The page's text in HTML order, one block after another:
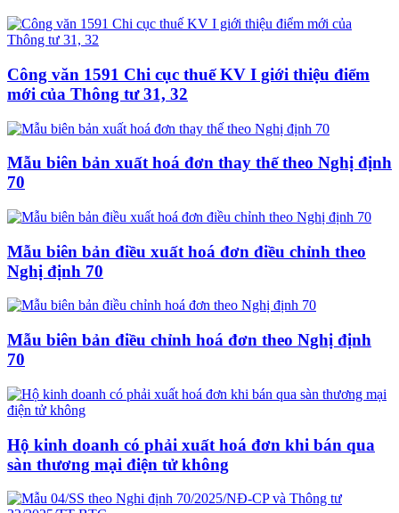
Công văn 1591 Chi cục thuế KV I giới thiệu điểm
mới của Thông tư 31, 32
Mẫu biên bản xuất hoá đơn thay thế theo Nghị định
70
Mẫu biên bản điều xuất hoá đơn điều chỉnh theo
Nghị định 70
Mẫu biên bản điều chỉnh hoá đơn theo Nghị định
70
Hộ kinh doanh có phải xuất hoá đơn khi bán qua
sàn thương mại điện tử không